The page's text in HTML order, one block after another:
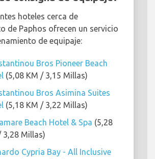
hoteles cerca de
de Paphos ofrecen un servicio
de equipaje:
Bros Pioneer Beach
(5,08 KM / 3,15 Millas)
Bros Asimina Suites
(5,18 KM / 3,22 Millas)
Beach Hotel & Spa (5,28
3,28 Millas)
Cypria Bay - All Inclusive